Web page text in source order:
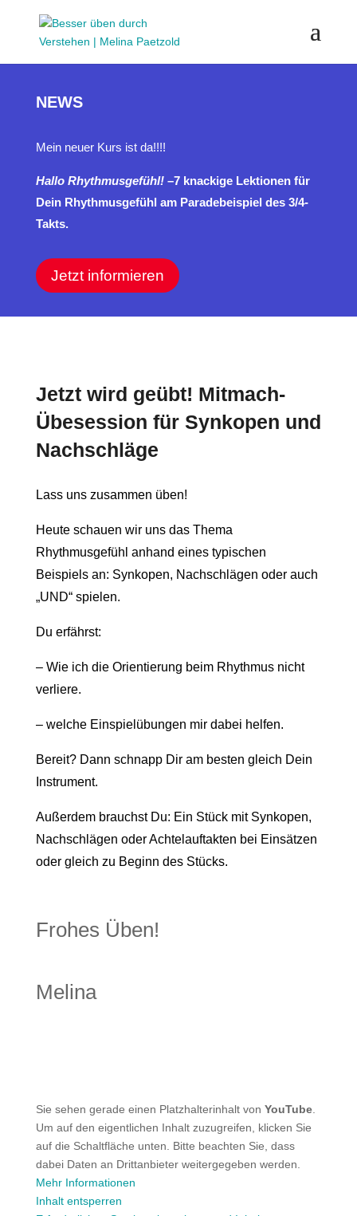
NEWS
Mein neuer Kurs ist da!!!!
Hallo Rhythmusgefühl! –7knackige Lektionen für
Dein Rhythmusgefühl am Paradebeispiel des 3/4-
Takts.
Jetzt informieren
Jetzt wird geübt! Mitmach-
Übesession für Synkopen und
Nachschläge
Lass uns zusammen üben!
Heute schauen wir uns das Thema
Rhythmusgefühl anhand eines typischen
Beispiels an: Synkopen, Nachschlägen oder auch
„UND“ spielen.
Du erfährst:
– Wie ich die Orientierung beim Rhythmus nicht
verliere.
– welche Einspielübungen mir dabei helfen.
Bereit? Dann schnapp Dir am besten gleich Dein
Instrument.
Außerdem brauchst Du: Ein Stück mit Synkopen,
Nachschlägen oder Achtelauftakten bei Einsätzen
oder gleich zu Beginn des Stücks.
Frohes Üben!
Melina
Sie sehen gerade einen Platzhalterinhalt von YouTube.
Um auf den eigentlichen Inhalt zuzugreifen, klicken Sie
auf die Schaltfläche unten. Bitte beachten Sie, dass
dabei Daten an Drittanbieter weitergegeben werden.
Mehr Informationen
Inhalt entsperren